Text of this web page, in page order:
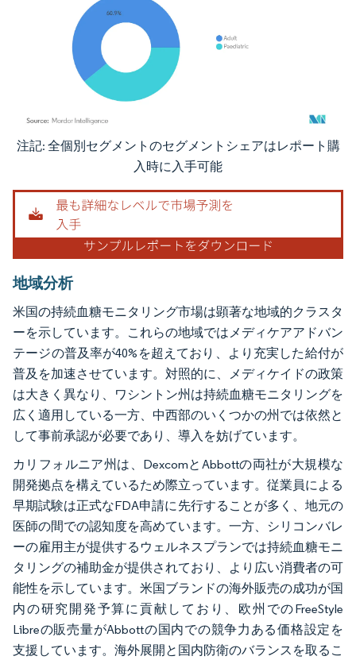
画像 © Mordor Intelligence。再利用にはCC BY 4.0の表示が必要です。
注記: 全個別セグメントのセグメントシェアはレポート購
入時に入手可能
地域分析
米国の持続血糖モニタリング市場は顕著な地域的クラスタ
ーを示しています。これらの地域ではメディケアアドバン
テージの普及率が40%を超えており、より充実した給付が
普及を加速させています。対照的に、メディケイドの政策
は大きく異なり、ワシントン州は持続血糖モニタリングを
広く適用している一方、中西部のいくつかの州では依然と
して事前承認が必要であり、導入を妨げています。
カリフォルニア州は、DexcomとAbbottの両社が大規模な
開発拠点を構えているため際立っています。従業員による
早期試験は正式なFDA申請に先行することが多く、地元の
医師の間での認知度を高めています。一方、シリコンバレ
ーの雇用主が提供するウェルネスプランでは持続血糖モニ
タリングの補助金が提供されており、より広い消費者の可
能性を示しています。米国ブランドの海外販売の成功が国
内の研究開発予算に貢献しており、欧州でのFreeStyle
Libreの販売量がAbbottの国内での競争力ある価格設定を
支援しています。海外展開と国内防衛のバランスを取るこ